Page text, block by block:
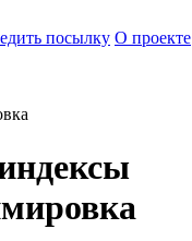
посылку О проекте